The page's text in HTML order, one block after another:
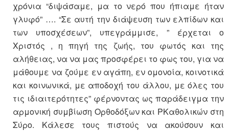
χρόνια “διψάσαμε, μα το νερό που ήπιαμε ήταν
γλυφό” …. “Σε αυτή την διάψευση των ελπίδων και
των υποσχέσεων”, υπεγράμμισε, ” έρχεται ο
Χριστός , η πηγή της ζωής, του φωτός και της
αλήθειας, να να μας προσφέρει το φως του, για να
μάθουμε να ζούμε εν αγάπη, εν ομονοία, κοινοτικά
και κοινωνικά, με αποδοχή του άλλου, με όλες του
τις ιδιαιτερότητες” φέρνοντας ως παράδειγμα την
αρμονική συμβίωση Ορθοδόξων και ΡΚαθολικών στη
Σύρο. Κάλεσε τους πιστούς να ακούσουν και